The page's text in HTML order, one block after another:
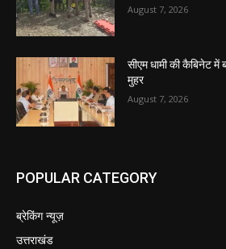
August 7, 2026
सीएम धामी की कैबिनेट
मुहर
August 7, 2026
POPULAR CATEGORY
ब्रेकिंग न्यूज़
उत्तराखंड